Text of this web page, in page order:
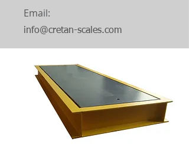
Email:
info@cretan-scales.com